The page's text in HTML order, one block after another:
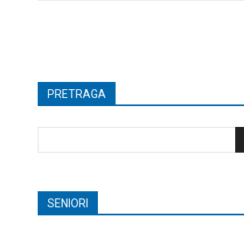
PRETRAGA
SENIORI